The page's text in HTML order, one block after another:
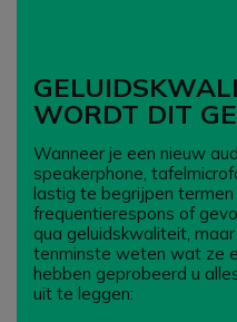
WORDT DIT
Wanneer je een nieuw
speakerphone,
lastig te begrijpen
frequentierespons of
qua geluidskwaliteit,
tenminste weten wat ze
hebben geprobeerd u
uit te leggen: